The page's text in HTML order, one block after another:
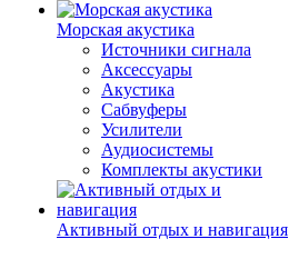
Морская акустика
Источники сигнала
Аксессуары
Акустика
Сабвуферы
Усилители
Аудиосистемы
Комплекты акустики
Активный отдых и навигация